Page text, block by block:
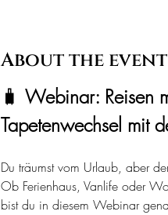
About the event
🧳 Webinar: Reisen
Tapetenwechsel mit
Du träumst vom Urlaub, aber
Ob Ferienhaus, Vanlife oder
bist du in diesem Webinar